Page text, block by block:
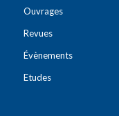
Ouvrages
Revues
Évènements
Etudes